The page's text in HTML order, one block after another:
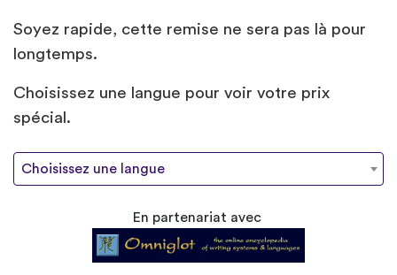
Soyez rapide, cette remise ne sera pas là pour
longtemps.
Choisissez une langue pour voir votre prix
spécial.
Choisissez une langue
En partenariat avec